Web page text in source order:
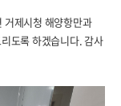
거제시청 해양항만과
도록 하겠습니다. 감사